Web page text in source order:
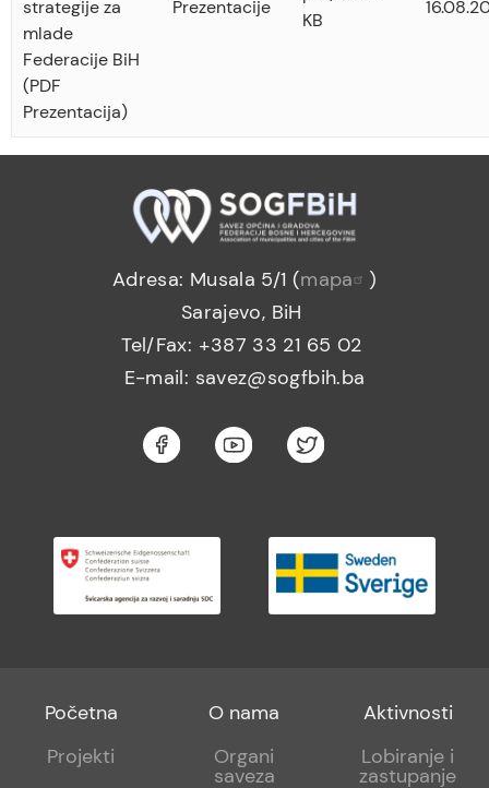
strategije za
mlade
Federacije BiH
(PDF
Prezentacija)
Prezentacije
KB
Adresa: Musala 5/1 (mapa
)
Sarajevo, BiH
Tel/Fax: +387 33 21 65 02
E-mail: savez@sogfbih.ba
Footer
menu
Početna
Projekti
Footer
sub
O nama
Organi
saveza
Footer
sub
Aktivnosti
Lobiranje i
zastupanje